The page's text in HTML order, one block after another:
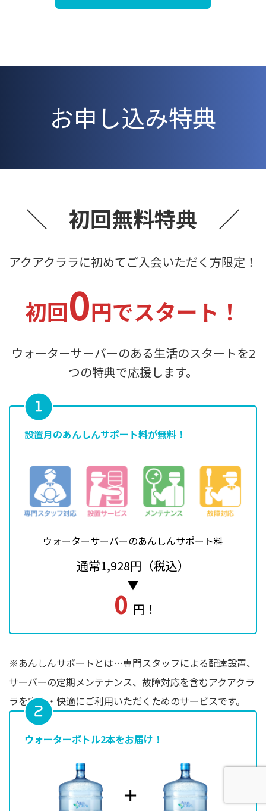
お申し込み特典
＼ 初回無料特典 ／
アクアクララに初めてご入会いただく方限定！
初回0円でスタート！
ウォーターサーバーのある⽣活のスタートを2
つの特典で応援します。
設置月のあんしんサポート料が無料！
ウォーターサーバーのあんしんサポート料
通常1,928円（税込）
▼
0 円！
※あんしんサポートとは…専⾨スタッフによる配達設置、
サーバーの定期メンテナンス、故障対応を含むアクアクラ
ラを安⼼・快適にご利⽤いただくためのサービスです。
ウォーターボトル2本をお届け！